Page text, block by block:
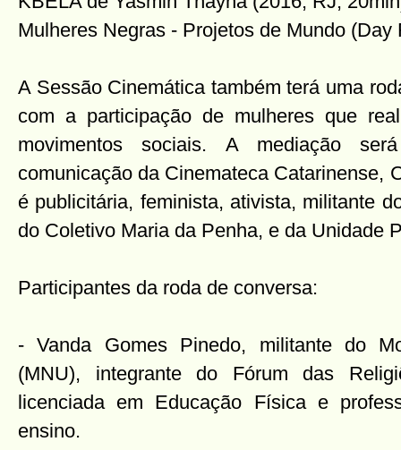
Mulheres Negras - Projetos de Mundo (Day
A Sessão Cinemática também terá uma
com a participação de mulheres que
movimentos sociais. A mediação
comunicação da Cinemateca Catarinense,
é publicitária, feminista, ativista, militante
do Coletivo Maria da Penha, e da Unidade
Participantes da roda de conversa:
- Vanda Gomes Pinedo, militante do
(MNU), integrante do Fórum das
licenciada em Educação Física e
ensino.